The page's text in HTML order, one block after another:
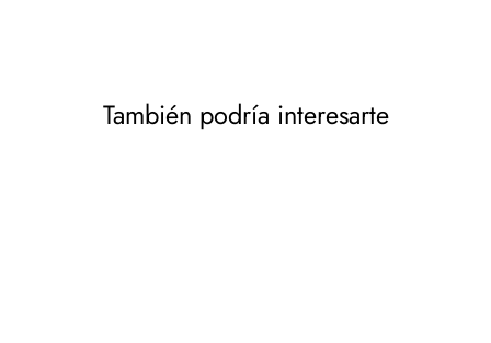
También podría interesarte